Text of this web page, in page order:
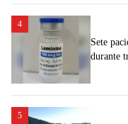
4
Sete
durante
5